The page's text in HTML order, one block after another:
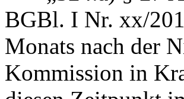
BGBl. I Nr. xx/
Monats nach der
Kommission in